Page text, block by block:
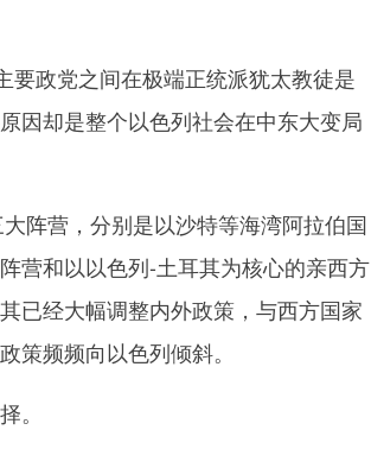
政党之间在极端正统派犹太教徒是
因却是整个以色列社会在中东大变局
营，分别是以沙特等海湾阿拉伯国
营和以以色列-土耳其为核心的亲西方
已经大幅调整内外政策，与西方国家
策频频向以色列倾斜。